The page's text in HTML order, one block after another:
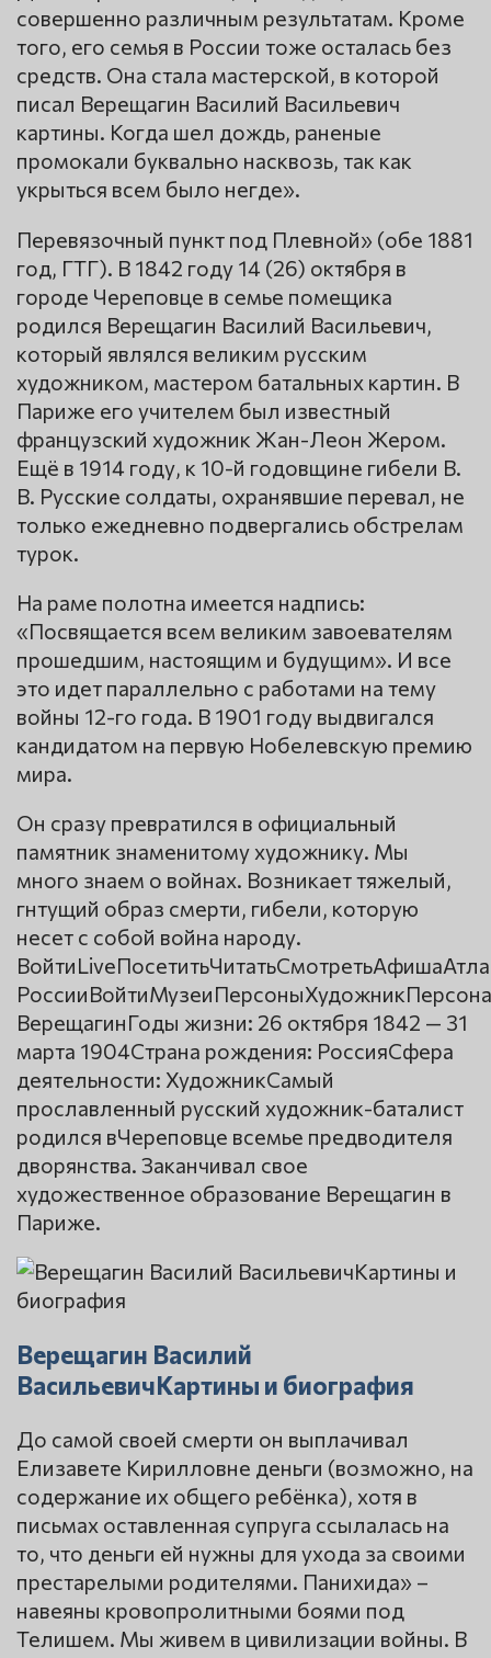
совершенно различным результатам. Кроме
того, его семья в России тоже осталась без
средств. Она стала мастерской, в которой
писал Верещагин Василий Васильевич
картины. Когда шел дождь, раненые
промокали буквально насквозь, так как
укрыться всем было негде».
Перевязочный пункт под Плевной» (обе 1881
год, ГТГ). В 1842 году 14 (26) октября в
городе Череповце в семье помещика
родился Верещагин Василий Васильевич,
который являлся великим русским
художником, мастером батальных картин. В
Париже его учителем был известный
французский художник Жан-Леон Жером.
Ещё в 1914 году, к 10-й годовщине гибели В.
В. Русские солдаты, охранявшие перевал, не
только ежедневно подвергались обстрелам
турок.
На раме полотна имеется надпись:
«Посвящается всем великим завоевателям
прошедшим, настоящим и будущим». И все
это идет параллельно с работами на тему
войны 12-го года. В 1901 году выдвигался
кандидатом на первую Нобелевскую премию
мира.
Он сразу превратился в официальный
памятник знаменитому художнику. Мы
много знаем о войнах. Возникает тяжелый,
гнтущий образ смерти, гибели, которую
несет с собой война народу.
ВерещагинГоды жизни: 26 октября 1842 — 31
марта 1904Страна рождения: РоссияСфера
деятельности: ХудожникСамый
прославленный русский художник-баталист
родился вЧереповце всемье предводителя
дворянства. Заканчивал свое
художественное образование Верещагин в
Париже.
Верещагин Василий
ВасильевичКартины и биография
До самой своей смерти он выплачивал
Елизавете Кирилловне деньги (возможно, на
содержание их общего ребёнка), хотя в
письмах оставленная супруга ссылалась на
то, что деньги ей нужны для ухода за своими
престарелыми родителями. Панихида» –
навеяны кровопролитными боями под
Телишем. Мы живем в цивилизации войны. В